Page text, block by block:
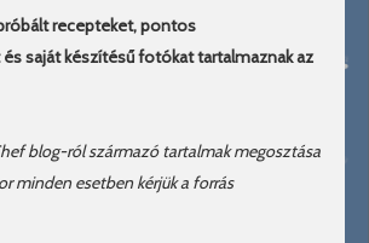
recepteket, pontos
saját készítésű fotókat tartalmaznak az
blog-ról származó tartalmak megosztása
minden esetben kérjük a forrás